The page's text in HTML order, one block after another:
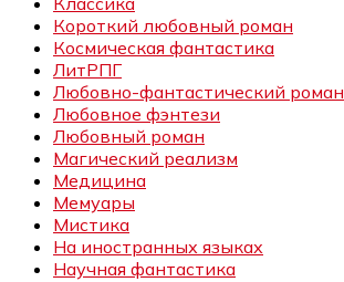
Короткий любовный роман
Космическая фантастика
ЛитРПГ
Любовно-фантастический роман
Любовное фэнтези
Любовный роман
Магический реализм
Медицина
Мемуары
Мистика
На иностранных языках
Научная фантастика